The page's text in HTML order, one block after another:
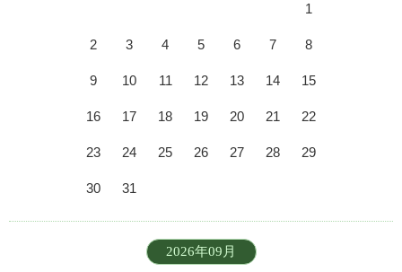
1
2 3 4 5 6 7 8
9 10 11 12 13 14 15
16 17 18 19 20 21 22
23 24 25 26 27 28 29
30 31
2026年09月